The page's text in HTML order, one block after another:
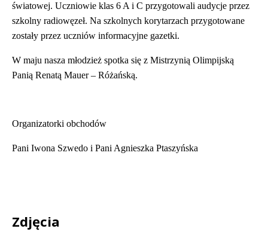
światowej. Uczniowie klas 6 A i C przygotowali audycje przez
szkolny radiowęzeł. Na szkolnych korytarzach przygotowane
zostały przez uczniów informacyjne gazetki.
W maju nasza młodzież spotka się z Mistrzynią Olimpijską
Panią Renatą Mauer – Różańską.
Organizatorki obchodów
Pani Iwona Szwedo i Pani Agnieszka Ptaszyńska
Zdjęcia